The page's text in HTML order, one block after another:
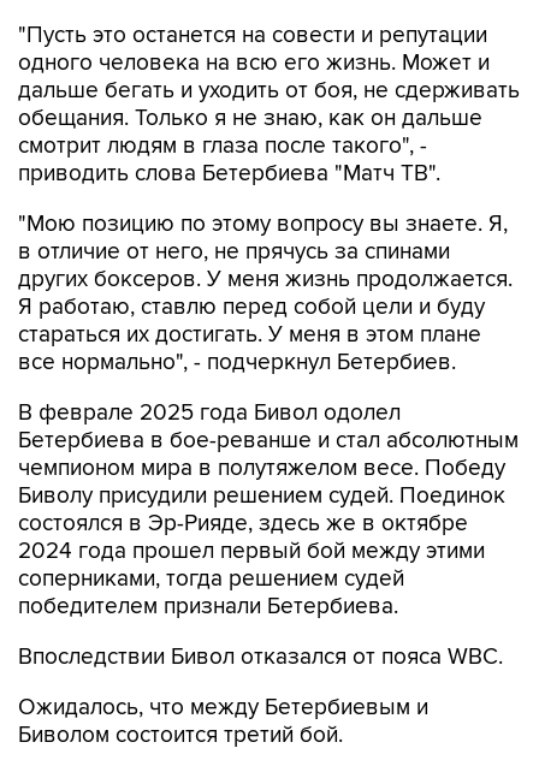
"Пусть это останется на совести и репутации
одного человека на всю его жизнь. Может и
дальше бегать и уходить от боя, не сдерживать
обещания. Только я не знаю, как он дальше
смотрит людям в глаза после такого", -
приводить слова Бетербиева "Матч ТВ".
"Мою позицию по этому вопросу вы знаете. Я,
в отличие от него, не прячусь за спинами
других боксеров. У меня жизнь продолжается.
Я работаю, ставлю перед собой цели и буду
стараться их достигать. У меня в этом плане
все нормально", - подчеркнул Бетербиев.
В феврале 2025 года Бивол одолел
Бетербиева в бое-реванше и стал абсолютным
чемпионом мира в полутяжелом весе. Победу
Биволу присудили решением судей. Поединок
состоялся в Эр-Рияде, здесь же в октябре
2024 года прошел первый бой между этими
соперниками, тогда решением судей
победителем признали Бетербиева.
Впоследствии Бивол отказался от пояса WBC.
Ожидалось, что между Бетербиевым и
Биволом состоится третий бой.